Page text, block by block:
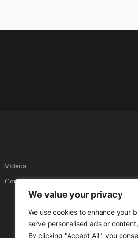
We value your privacy
We use cookies to enhance your
serve personalised ads or
By clicking "Accept All", you
Vídeos
Contacto